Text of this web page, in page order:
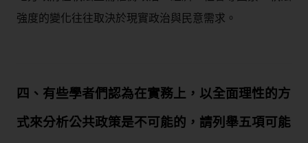
強度的變化往往取決於現實政治與民意需求。
四、有些學者們認為在實務上，以全面理性的方
式來分析公共政策是不可能的，請列舉五項可能